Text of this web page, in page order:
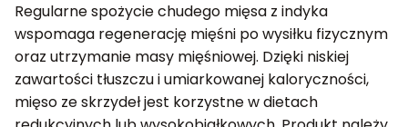
Regularne spożycie chudego mięsa z indyka
wspomaga regenerację mięśni po wysiłku fizycznym
oraz utrzymanie masy mięśniowej. Dzięki niskiej
zawartości tłuszczu i umiarkowanej kaloryczności,
mięso ze skrzydeł jest korzystne w dietach